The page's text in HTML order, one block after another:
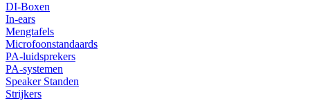
DI-Boxen
In-ears
Mengtafels
Microfoonstandaards
PA-luidsprekers
PA-systemen
Speaker Standen
Strijkers